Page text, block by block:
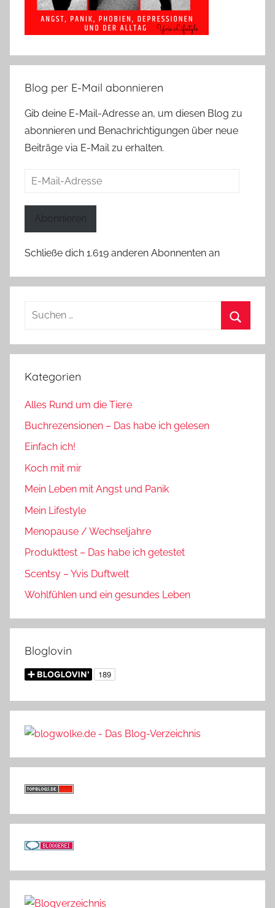
Blog per E-Mail abonnieren
Gib deine E-Mail-Adresse an, um diesen Blog zu
abonnieren und Benachrichtigungen über neue
Beiträge via E-Mail zu erhalten.
E-
Abonnieren
Schließe dich 1.619 anderen Abonnenten an
Suchen
Kategorien
Alles Rund um die Tiere
Buchrezensionen – Das habe ich gelesen
Einfach ich!
Koch mit mir
Mein Leben mit Angst und Panik
Mein Lifestyle
Menopause / Wechseljahre
Produkttest – Das habe ich getestet
Scentsy – Yvis Duftwelt
Wohlfühlen und ein gesundes Leben
Bloglovin